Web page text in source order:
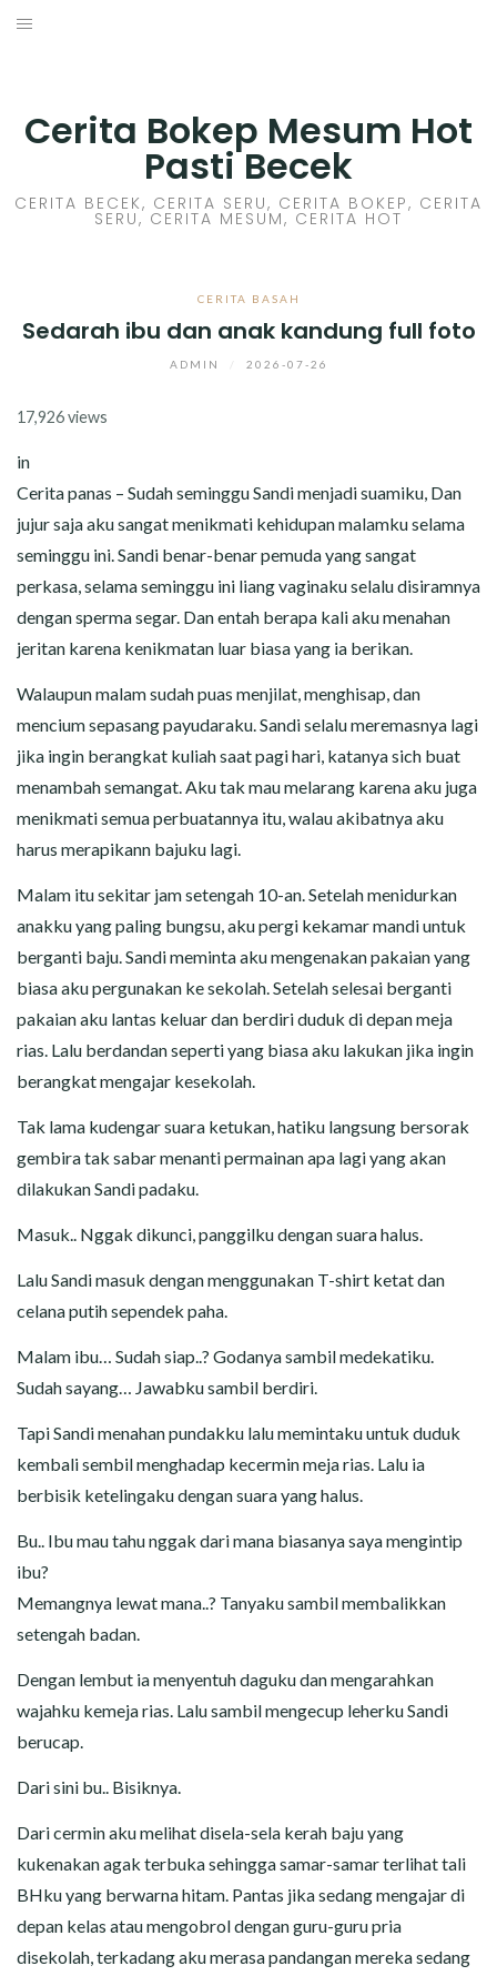
Skip
Cerita Bokep Mesum Hot
Pasti Becek
CERITA BECEK, CERITA SERU, CERITA BOKEP, CERITA
SERU, CERITA MESUM, CERITA HOT
CERITA BASAH
Sedarah ibu dan anak kandung full foto
ADMIN 2026-07-26
17,926 views
in
Cerita panas – Sudah seminggu Sandi menjadi suamiku, Dan
jujur saja aku sangat menikmati kehidupan malamku selama
seminggu ini. Sandi benar-benar pemuda yang sangat
perkasa, selama seminggu ini liang vaginaku selalu disiramnya
dengan sperma segar. Dan entah berapa kali aku menahan
jeritan karena kenikmatan luar biasa yang ia berikan.
Walaupun malam sudah puas menjilat, menghisap, dan
mencium sepasang payudaraku. Sandi selalu meremasnya lagi
jika ingin berangkat kuliah saat pagi hari, katanya sich buat
menambah semangat. Aku tak mau melarang karena aku juga
menikmati semua perbuatannya itu, walau akibatnya aku
harus merapikann bajuku lagi.
Malam itu sekitar jam setengah 10-an. Setelah menidurkan
anakku yang paling bungsu, aku pergi kekamar mandi untuk
berganti baju. Sandi meminta aku mengenakan pakaian yang
biasa aku pergunakan ke sekolah. Setelah selesai berganti
pakaian aku lantas keluar dan berdiri duduk di depan meja
rias. Lalu berdandan seperti yang biasa aku lakukan jika ingin
berangkat mengajar kesekolah.
Tak lama kudengar suara ketukan, hatiku langsung bersorak
gembira tak sabar menanti permainan apa lagi yang akan
dilakukan Sandi padaku.
Masuk.. Nggak dikunci, panggilku dengan suara halus.
Lalu Sandi masuk dengan menggunakan T-shirt ketat dan
celana putih sependek paha.
Malam ibu… Sudah siap..? Godanya sambil medekatiku.
Sudah sayang… Jawabku sambil berdiri.
Tapi Sandi menahan pundakku lalu memintaku untuk duduk
kembali sembil menghadap kecermin meja rias. Lalu ia
berbisik ketelingaku dengan suara yang halus.
Bu.. Ibu mau tahu nggak dari mana biasanya saya mengintip
ibu?
Memangnya lewat mana..? Tanyaku sambil membalikkan
setengah badan.
Dengan lembut ia menyentuh daguku dan mengarahkan
wajahku kemeja rias. Lalu sambil mengecup leherku Sandi
berucap.
Dari sini bu.. Bisiknya.
Dari cermin aku melihat disela-sela kerah baju yang
kukenakan agak terbuka sehingga samar-samar terlihat tali
BHku yang berwarna hitam. Pantas jika sedang mengajar di
depan kelas atau mengobrol dengan guru-guru pria
disekolah, terkadang aku merasa pandangan mereka sedang
CERITA SEX HOT
CERITA SKANDAL
CERITA MALAM
CERITA NAKAL
CERITA SEMPROT
CERITA ANAK TIRI
CERITA HOT MAMA
CERITA TANTE SEXY
CERITA ISTRI SELINGKUH
CARA NGIKLAN DI CERITAGILA.COM?